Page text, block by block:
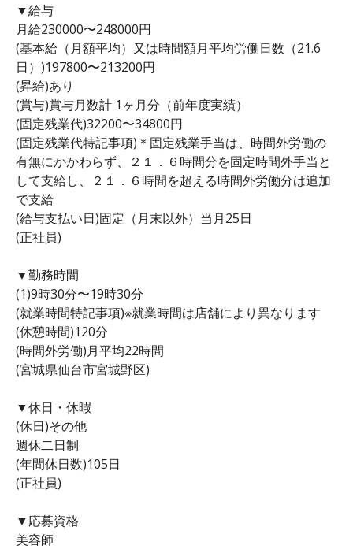
▼給与
月給230000〜248000円
(基本給（月額平均）又は時間額月平均労働日数（21.6
日）)197800〜213200円
(昇給)あり
(賞与)賞与月数計 1ヶ月分（前年度実績）
(固定残業代)32200〜34800円
(固定残業代特記事項)＊固定残業手当は、時間外労働の
有無にかかわらず、２１．６時間分を固定時間外手当と
して支給し、２１．６時間を超える時間外労働分は追加
で支給
(給与支払い日)固定（月末以外）当月25日
(正社員)
▼勤務時間
(1)9時30分〜19時30分
(就業時間特記事項)※就業時間は店舗により異なります
(休憩時間)120分
(時間外労働)月平均22時間
(宮城県仙台市宮城野区)
▼休日・休暇
(休日)その他
週休二日制
(年間休日数)105日
(正社員)
▼応募資格
美容師